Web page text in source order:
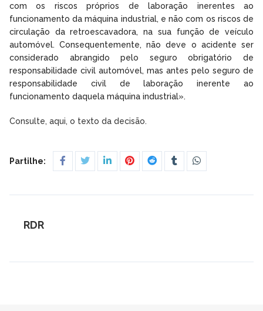
com os riscos próprios de laboração inerentes ao
funcionamento da máquina industrial, e não com os riscos de
circulação da retroescavadora, na sua função de veículo
automóvel. Consequentemente, não deve o acidente ser
considerado abrangido pelo seguro obrigatório de
responsabilidade civil automóvel, mas antes pelo seguro de
responsabilidade civil de laboração inerente ao
funcionamento daquela máquina industrial».
Consulte, aqui, o texto da decisão.
Partilhe:
RDR